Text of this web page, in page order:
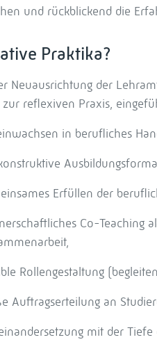
und rückblickend die
Praktika?
Neuausrichtung der
zur reflexiven Praxis,
in berufliches
Erfüllen der
Co-Teaching
Rollengestaltung
Auftragserteilung an
mit der